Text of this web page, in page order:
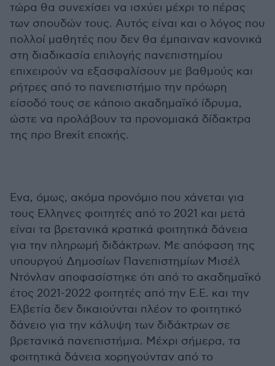
τώρα θα συνεχίσει να ισχύει μέχρι το πέρας
των σπουδών τους. Αυτός είναι και ο λόγος που
πολλοί μαθητές που δεν θα έμπαιναν κανονικά
στη διαδικασία επιλογής πανεπιστημίου
επιχειρούν να εξασφαλίσουν με βαθμούς και
ρήτρες από το πανεπιστήμιο την πρόωρη
είσοδό τους σε κάποιο ακαδημαϊκό ίδρυμα,
ώστε να προλάβουν τα προνομιακά δίδακτρα
της προ Brexit εποχής.
Ενα, όμως, ακόμα προνόμιο που χάνεται για
τους Ελληνες φοιτητές από το 2021 και μετά
είναι τα βρετανικά κρατικά φοιτητικά δάνεια
για την πληρωμή διδάκτρων. Με απόφαση της
υπουργού Δημοσίων Πανεπιστημίων Μισέλ
Ντόνλαν αποφασίστηκε ότι από το ακαδημαϊκό
έτος 2021-2022 φοιτητές από την Ε.Ε. και την
Ελβετία δεν δικαιούνται πλέον το φοιτητικό
δάνειο για την κάλυψη των διδάκτρων σε
βρετανικά πανεπιστήμια. Μέχρι σήμερα, τα
φοιτητικά δάνεια χορηγούνταν από το